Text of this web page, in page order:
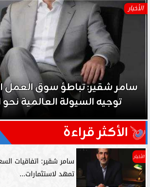
الأخبار
سامر شقير: تباطؤ سوق العمل
توجيه السيولة العالمية
الأكثر قراءة
الأخبار
تمهد لاستثمارات...